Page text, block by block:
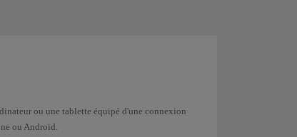
ou une tablette équipé d'une connexion
ou Android.